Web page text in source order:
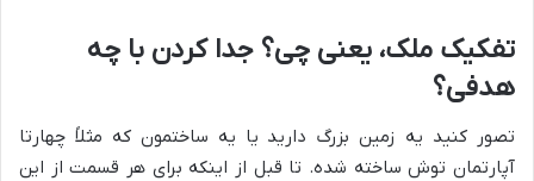
تفکیک ملک، یعنی چی؟ جدا کردن با چه
هدفی؟
تصور کنید یه زمین بزرگ دارید یا یه ساختمون که مثلاً چهارتا
آپارتمان توش ساخته شده. تا قبل از اینکه برای هر قسمت از این